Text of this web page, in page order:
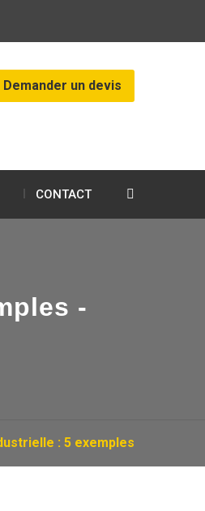
Demander un devis
CONTACT
-
: 5 exemples